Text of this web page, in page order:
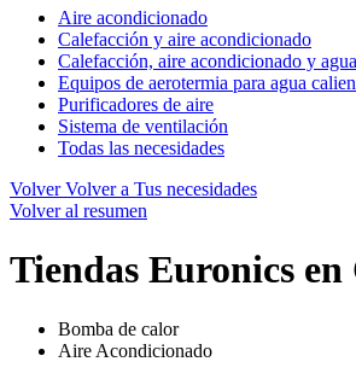
Aire acondicionado
Calefacción y aire acondicionado
Calefacción, aire acondicionado y
Equipos de aerotermia para agua
Purificadores de aire
Sistema de ventilación
Todas las necesidades
Volver Volver a Tus necesidades
Volver al resumen
Tiendas Euronics en
Bomba de calor
Aire Acondicionado